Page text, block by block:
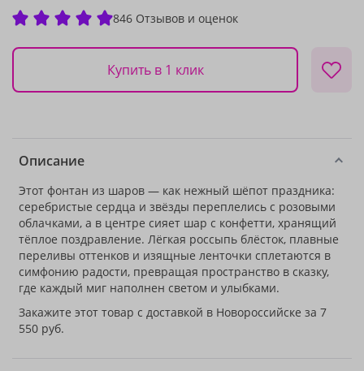
846 Отзывов и оценок
Купить в 1 клик
Описание
Этот фонтан из шаров — как нежный шёпот праздника:
серебристые сердца и звёзды переплелись с розовыми
облачками, а в центре сияет шар с конфетти, хранящий
тёплое поздравление. Лёгкая россыпь блёсток, плавные
переливы оттенков и изящные ленточки сплетаются в
симфонию радости, превращая пространство в сказку,
где каждый миг наполнен светом и улыбками.
Закажите этот товар с доставкой в Новороссийске за 7
550 руб.